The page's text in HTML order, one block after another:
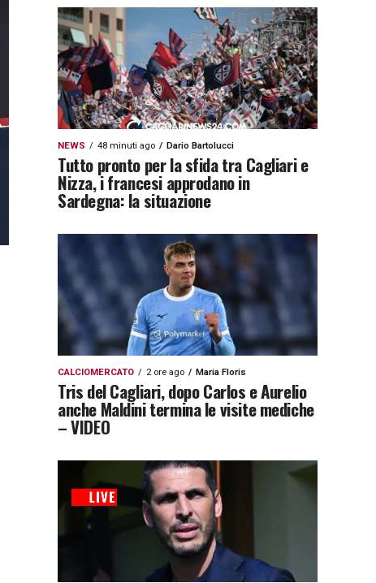
NEWS 48 minuti ago Dario Bartolucci
Tutto pronto per la sfida tra Cagliari e
Nizza, i francesi approdano in
Sardegna: la situazione
CALCIOMERCATO 2 ore ago Maria Floris
Tris del Cagliari, dopo Carlos e Aurelio
anche Maldini termina le visite mediche
– VIDEO